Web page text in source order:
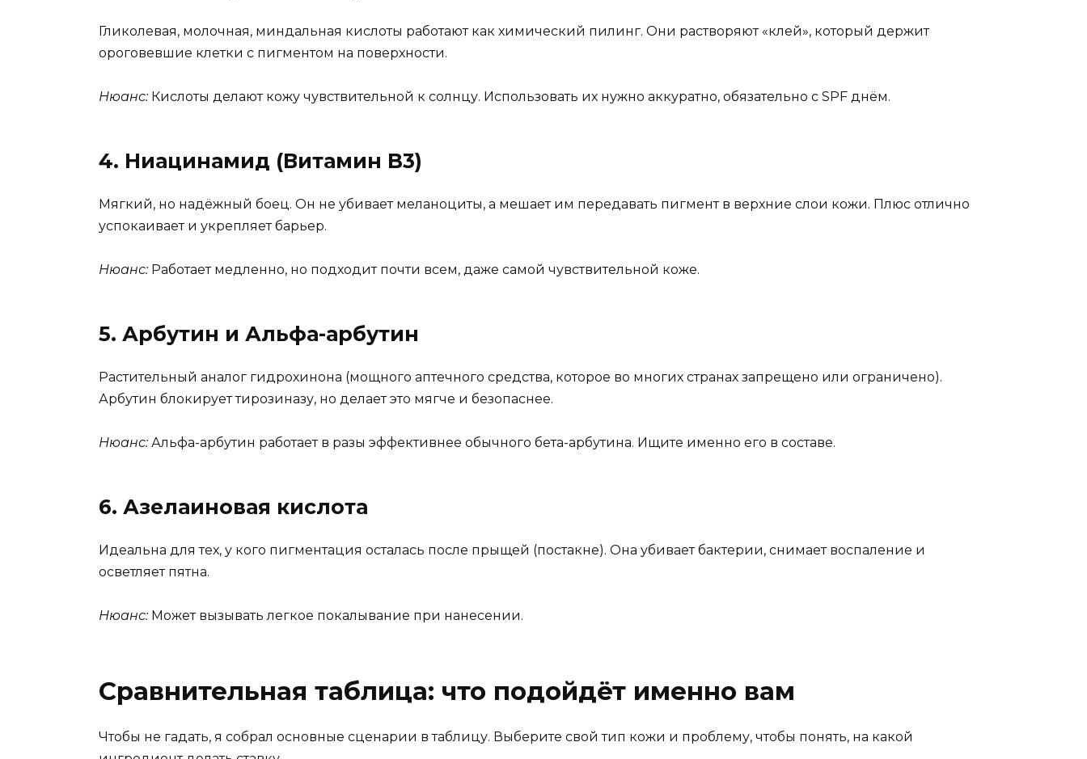
Гликолевая, молочная, миндальная кислоты работают как химический пилинг. Они растворяют «клей», который держит
ороговевшие клетки с пигментом на поверхности.
Нюанс:Кислоты делают кожу чувствительной к солнцу. Использовать их нужно аккуратно, обязательно с SPF днём.
4. Ниацинамид (Витамин B3)
Мягкий, но надёжный боец. Он не убивает меланоциты, а мешает им передавать пигмент в верхние слои кожи. Плюс отлично
успокаивает и укрепляет барьер.
Нюанс:Работает медленно, но подходит почти всем, даже самой чувствительной коже.
5. Арбутин и Альфа-арбутин
Растительный аналог гидрохинона (мощного аптечного средства, которое во многих странах запрещено или ограничено).
Арбутин блокирует тирозиназу, но делает это мягче и безопаснее.
Нюанс:Альфа-арбутин работает в разы эффективнее обычного бета-арбутина. Ищите именно его в составе.
6. Азелаиновая кислота
Идеальна для тех, у кого пигментация осталась после прыщей (постакне). Она убивает бактерии, снимает воспаление и
осветляет пятна.
Нюанс:Может вызывать легкое покалывание при нанесении.
Сравнительная таблица: что подойдёт именно вам
Чтобы не гадать, я собрал основные сценарии в таблицу. Выберите свой тип кожи и проблему, чтобы понять, на какой